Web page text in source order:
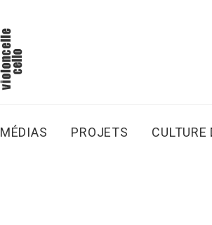
MÉDIAS PROJETS CULTURE